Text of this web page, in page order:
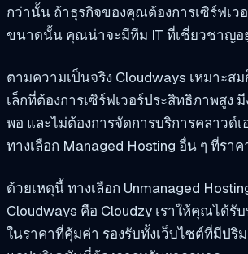
กว่านั้น ถ้าธุรกิจของคุณต้องการเซิร์ฟเว
ขนาดนั้น คุณน่าจะมีทีม IT ที่เชี่ยวชาญอ
ตามความเป็นจริง Cloudways เหมาะส
เล็กที่ต้องการเซิร์ฟเวอร์ประสิทธิภาพสูง
พอ และไม่ต้องการจัดการบริการคลาวด์เ
ทางเลือก Managed Hosting อื่น ๆ ที่รา
ด้วยเหตุนี้ ทางเลือก Unmanaged
Cloudways คือ Cloudzy เราให้คุณได้รั
ในราคาที่คุ้มค่า รองรับทั้งเว็บไซต์ที่มีปริ